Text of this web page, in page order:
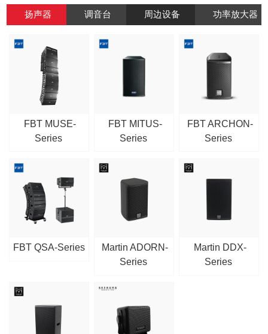
扬声器 调音台 周边设备 功率放大器
FBT MUSE-
Series
FBT MITUS-
Series
FBT ARCHON-
Series
FBT QSA-Series
Martin ADORN-
Series
Martin DDX-
Series